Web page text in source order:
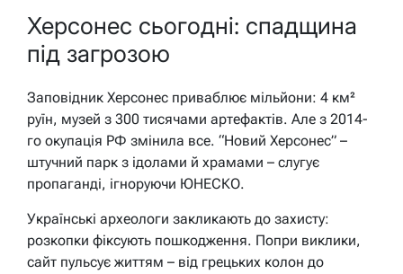
Херсонес сьогодні: спадщина
під загрозою
Заповідник Херсонес приваблює мільйони: 4 км²
руїн, музей з 300 тисячами артефактів. Але з 2014-
го окупація РФ змінила все. “Новий Херсонес” –
штучний парк з ідолами й храмами – слугує
пропаганді, ігноруючи ЮНЕСКО.
Українські археологи закликають до захисту:
розкопки фіксують пошкодження. Попри виклики,
сайт пульсує життям – від грецьких колон до